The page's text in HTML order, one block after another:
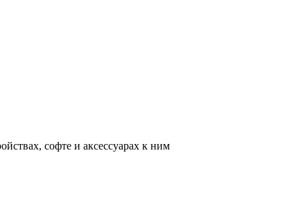
софте и аксессуарах к ним